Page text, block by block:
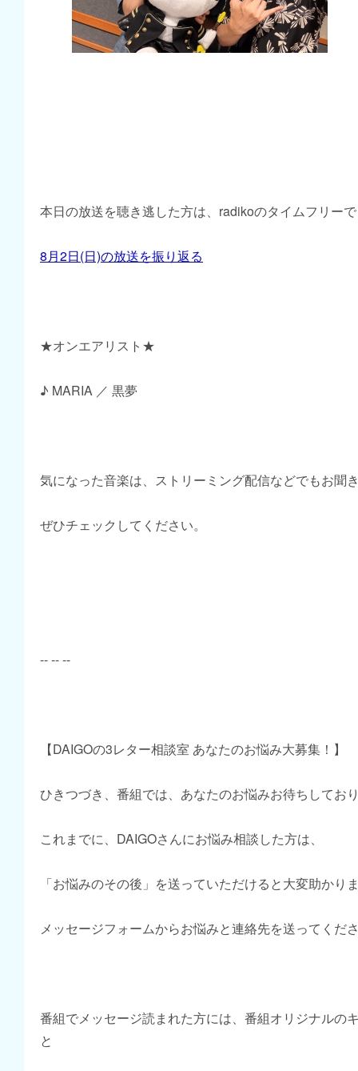
本日の放送を聴き逃した方は、radikoのタイムフリー
8月2日(日)の放送を振り返る
★オンエアリスト★
♪ MARIA ／ 黒夢
気になった音楽は、ストリーミング配信などでもお聞
ぜひチェックしてください。
-- -- --
【DAIGOの3レター相談室 あなたのお悩み大募集！】
ひきつづき、番組では、あなたのお悩みお待ちしてお
これまでに、DAIGOさんにお悩み相談した方は、
「お悩みのその後」を送っていただけると大変助かり
メッセージフォームからお悩みと連絡先を送ってくだ
番組でメッセージ読まれた方には、番組オリジナルの
と